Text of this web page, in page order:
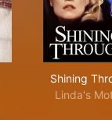
Shining
Linda's